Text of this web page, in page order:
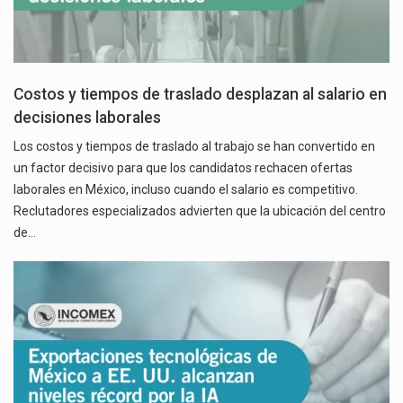
Costos y tiempos de traslado desplazan al salario en
decisiones laborales
Los costos y tiempos de traslado al trabajo se han convertido en
un factor decisivo para que los candidatos rechacen ofertas
laborales en México, incluso cuando el salario es competitivo.
Reclutadores especializados advierten que la ubicación del centro
de…